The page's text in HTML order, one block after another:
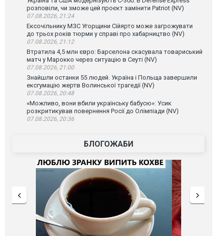
розповіли, чи зможе цей проєкт замінити Patriot (NV)
07.08.2026, 21:24
Ексочільнику МЗС Угорщини Сійярто може загрожувати
до трьох років тюрми у справі про хабарництво (NV)
07.08.2026, 21:12
Втратила 4,5 млн євро: Барселона скасувала товариський
матч у Марокко через ситуацію в Сеуті (NV)
07.08.2026, 21:00
Знайшли останки 55 людей. Україна і Польща завершили
ексгумацію жертв Волинської трагедії (NV)
07.08.2026, 20:48
«Можливо, вони вбили українську бабусю»: Усик
розкритикував повернення Росії до Олімпіади (NV)
07.08.2026, 20:36
БЛОГОЖАБИ